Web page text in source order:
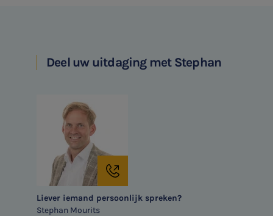
Deel uw uitdaging met Stephan
Liever iemand persoonlijk spreken?
Stephan Mourits